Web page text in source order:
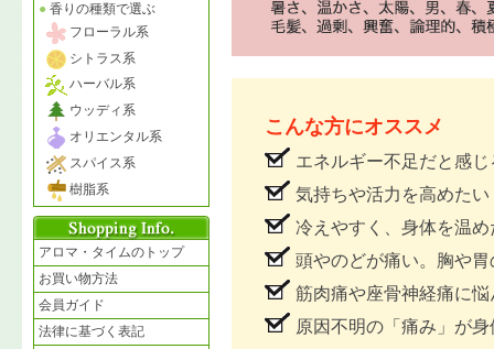
● 香りの種類で選ぶ
フローラル系
シトラス系
ハーバル系
ウッディ系
オリエンタル系
スパイス系
樹脂系
アロマ・タイムのトップ
お買い物方法
会員ガイド
法律に基づく表記
こんな方にオススメ
エネルギー不足だと感じ
気持ちや活力を高めたい
冷えやすく、身体を温め
頭やのどが痛い。胸や
筋肉痛や座骨神経痛に悩
原因不明の「痛み」が